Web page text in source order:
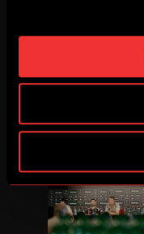
reklamu na základě
cookies a účely
„Podrobném
kdykoliv změnit. Jak